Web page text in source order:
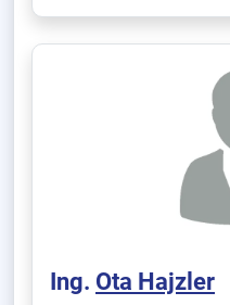
Ing. Ota Hajzler